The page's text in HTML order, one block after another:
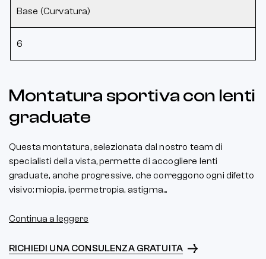
Base (Curvatura)
6
Montatura sportiva con lenti
graduate
Questa montatura, selezionata dal nostro team di
specialisti della vista, permette di accogliere lenti
graduate, anche progressive, che correggono ogni difetto
visivo: miopia, ipermetropia, astigma...
Continua a leggere
RICHIEDI UNA CONSULENZA GRATUITA